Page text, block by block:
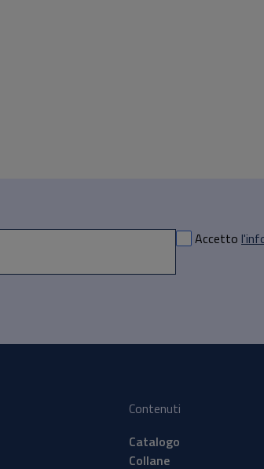
Accetto
Contenuti
Catalogo
Collane